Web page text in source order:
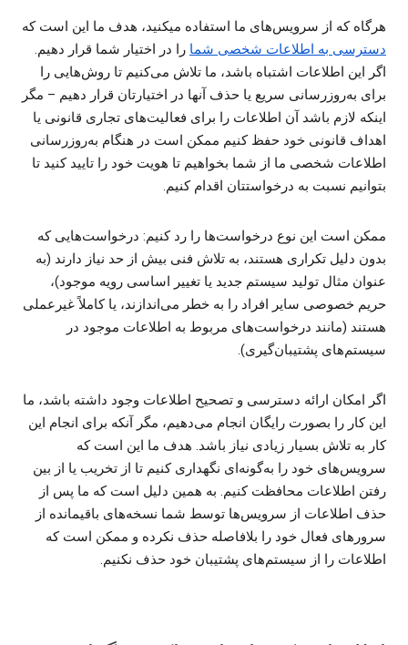
هرگاه که از سرویس‌های ما استفاده میکنید، هدف ما این است که
دسترسی به اطلاعات شخصی‌ شما را در اختیار شما قرار دهیم.
اگر این اطلاعات اشتباه باشد، ما تلاش می‌کنیم تا روش‌هایی را
برای به‌روزرسانی سریع یا حذف آنها در اختیارتان قرار دهیم – مگر
اینکه لازم باشد آن اطلاعات را برای فعالیت‌های تجاری قانونی یا
اهداف قانونی خود حفظ کنیم ممکن است در هنگام به‌روزرسانی
اطلاعات شخصی ما از شما بخواهیم تا هویت خود را تایید کنید تا
بتوانیم نسبت به درخواستتان اقدام کنیم.
ممکن است این نوع درخواست‌ها را رد کنیم: درخواست‌هایی که
بدون دلیل تکراری هستند، به تلاش‌ فنی بیش از حد نیاز دارند (به
عنوان مثال تولید سیستم جدید یا تغییر اساسی رویه موجود)،
حریم خصوصی سایر افراد را به خطر می‌اندازند، یا کاملاً غیرعملی
هستند (مانند درخواست‌های مربوط به اطلاعات موجود در
سیستم‌های پشتیبان‌گیری).
اگر امکان ارائه دسترسی و تصحیح اطلاعات وجود داشته باشد، ما
این کار را بصورت رایگان انجام می‌دهیم، مگر آنکه برای انجام این
کار به تلاش بسیار زیادی نیاز باشد. هدف ما این است که
سرویس‌های خود را به‌گونه‌ای نگهداری کنیم تا از تخریب یا از بین
رفتن اطلاعات محافظت کنیم. به همین دلیل است که ما پس از
حذف اطلاعات از سرویس‌ها توسط شما نسخه‌های باقیمانده از
سرورهای فعال خود را بلافاصله حذف نکرده و ممکن است که
اطلاعات را از سیستم‌های پشتیبان خود حذف نکنیم.